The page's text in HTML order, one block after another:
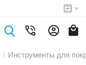
/ Инструменты для